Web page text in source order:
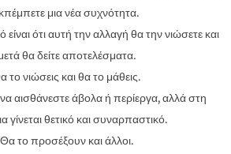
μια νέα συχνότητα.
ότι αυτή την αλλαγή θα την νιώσετε και
θα δείτε αποτελέσματα.
το νιώσεις και θα το μάθεις.
αισθάνεστε άβολα ή περίεργα, αλλά στη
γίνεται θετικό και συναρπαστικό.
Θα το προσέξουν και άλλοι.